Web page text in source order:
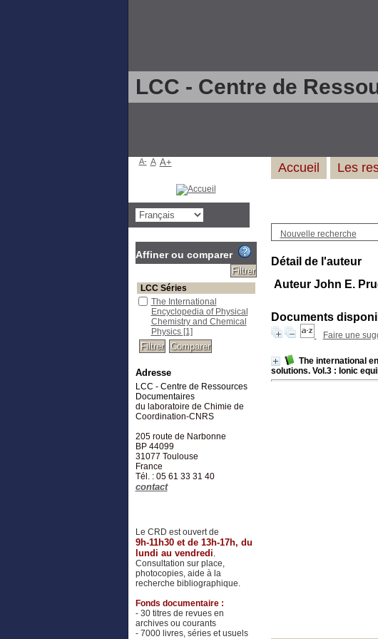
LCC - Centre de
Nouvelle recherche
Détail de l'auteur
Auteur John E.
Documents
Faire une
The international
solutions. Vol.3 : Ionic
Accueil Les
A- A A+
Affiner ou comparer
LCC Séries
The International
Encyclopedia of Physical
Chemistry and Chemical
Physics [1]
Adresse
LCC - Centre de Ressources
Documentaires
du laboratoire de Chimie de
Coordination-CNRS
205 route de Narbonne
BP 44099
31077 Toulouse
France
Tél. : 05 61 33 31 40
contact
Le CRD est ouvert de
9h-11h30 et de 13h-17h, du
lundi au vendredi.
Consultation sur place,
photocopies, aide à la
recherche bibliographique.
Fonds documentaire :
- 30 titres de revues en
archives ou courants
- 7000 livres, séries et usuels